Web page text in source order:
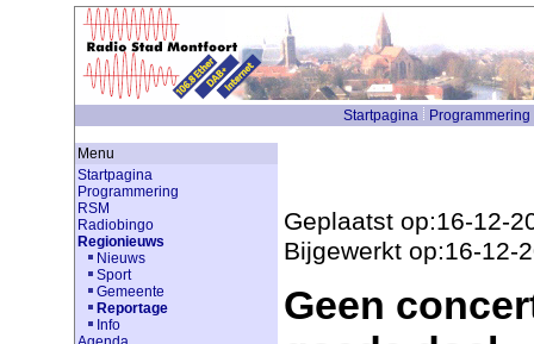
Startpagina Programmering
Menu
Startpagina
Programmering
RSM
Radiobingo
Regionieuws
Nieuws
Sport
Gemeente
Reportage
Info
Geplaatst op:16-12-
Bijgewerkt op:16-12-
Geen